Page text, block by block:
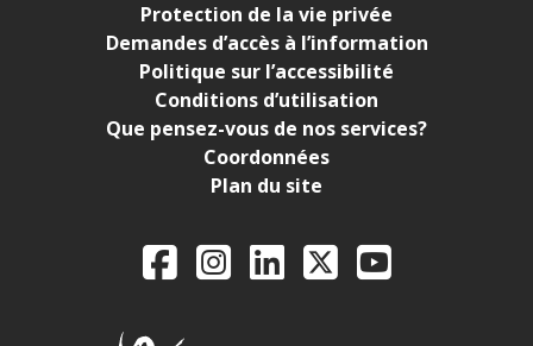
Protection de la vie privée
Demandes d’accès à l’information
Politique sur l’accessibilité
Conditions d’utilisation
Que pensez-vous de nos services?
Coordonnées
Plan du site
Legal Aid Ontario
FacebookInstagram
LinkedIn
X YouTube